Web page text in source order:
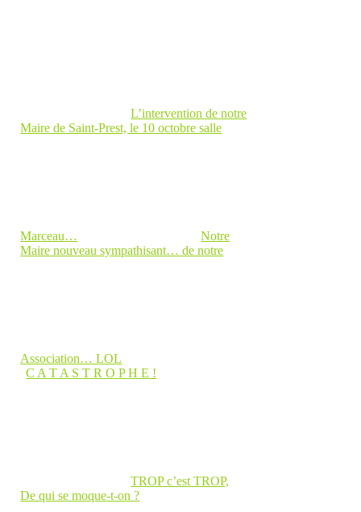
L’intervention de notre
Maire de Saint-Prest, le 10 octobre salle
Marceau…
Notre
Maire nouveau sympathisant… de notre
Association… LOL
C A T A S T R O P H E !
TROP c’est TROP,
De qui se moque-t-on ?